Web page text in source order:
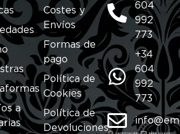
a
Costes y
Envíos
Formas de
pago
Política de
Cookies
Política de
Devoluciones
604
992
773
+34
604
992
773